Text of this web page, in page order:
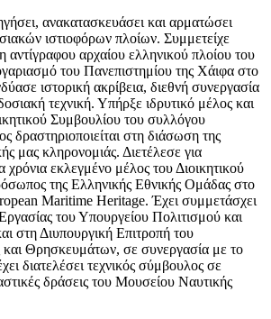
ανακατασκευάσει και αρματώσει
ιστιοφόρων πλοίων. Συμμετείχε
αντίγραφου αρχαίου ελληνικού πλοίου του
του Πανεπιστημίου της Χάιφα στο
ιστορική ακρίβεια, διεθνή συνεργασία
τεχνική. Υπήρξε ιδρυτικό μέλος και
Συμβουλίου του συλλόγου
στη διάσωση της
μας κληρονομιάς. Διετέλεσε για
εκλεγμένο μέλος του Διοικητικού
της Ελληνικής Εθνικής Ομάδας στο
Maritime Heritage. Έχει συμμετάσχει
του Υπουργείου Πολιτισμού και
στη Διυπουργική Επιτροπή του
και Θρησκευμάτων, σε συνεργασία με το
διατελέσει τεχνικός σύμβουλος σε
δράσεις του Μουσείου Ναυτικής